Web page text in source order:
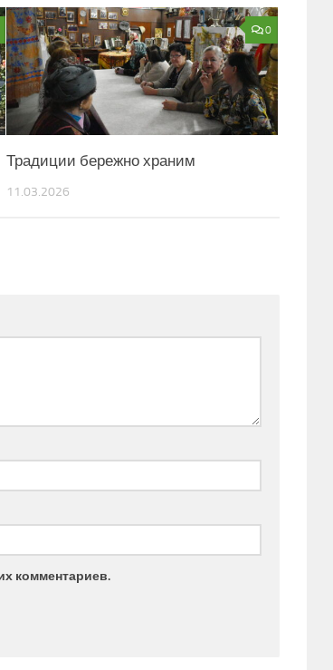
0
Традиции бережно храним
11.03.2026
комментариев.